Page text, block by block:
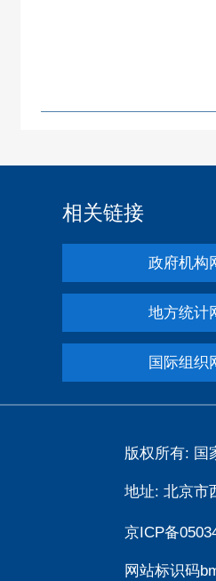
相关链接
政府机构
地方统计
国际组织
版权所有:
地址: 北京市
京ICP备
网站标识码